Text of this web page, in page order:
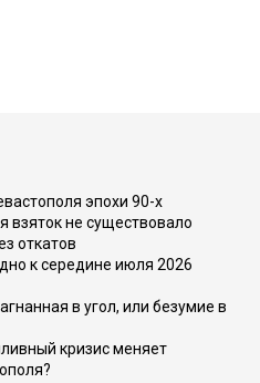
эпохи 90-х
взяток не существовало
откатов
к середине июля 2026
в угол, или безумие в
кризис меняет